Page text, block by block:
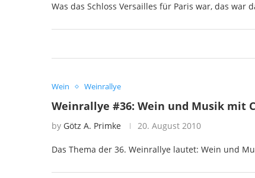
Was das Schloss Versailles für Paris war, das
Wein Weinrallye
Weinrallye #36: Wein und Musik mit
by Götz A. Primke 20. August 2010
Das Thema der 36. Weinrallye lautet: Wein und